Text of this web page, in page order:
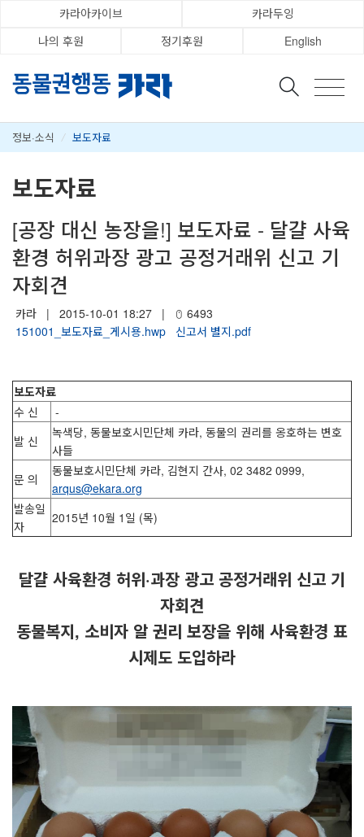
카라아카이브
카라두잉
나의 후원
정기후원 English
정보·소식 / 보도자료
보도자료
[공장 대신 농장을!] 보도자료 - 달걀 사육
환경 허위과장 광고 공정거래위 신고 기
자회견
카라 | 2015-10-01 18:27 |
6493
151001_보도자료_게시용.hwp
신고서 별지.pdf
보도자료
수 신
-
발 신
녹색당, 동물보호시민단체 카라, 동물의 권리를 옹호하는 변호
사들
문 의
동물보호시민단체 카라, 김현지 간사, 02 3482 0999,
arqus@ekara.org
발송일
자
2015년 10월 1일 (목)
달걀 사육환경 허위·과장 광고 공정거래위 신고 기
자회견
동물복지, 소비자 알 권리 보장을 위해 사육환경 표
시제도 도입하라